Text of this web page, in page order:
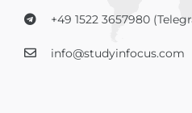
+49 1522 3657980
info@studyinfocus.com